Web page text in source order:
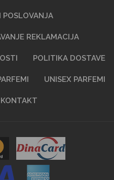
POSLOVANJA
REKLAMACIJA
POLITIKA DOSTAVE
UNISEX PARFEMI
KONTAKT